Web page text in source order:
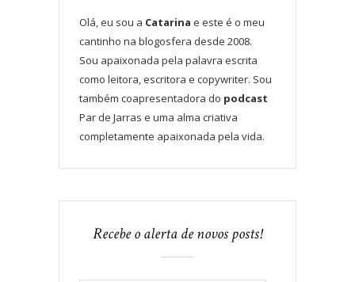
Olá, eu sou a Catarina e este é o meu
cantinho na blogosfera desde 2008.
Sou apaixonada pela palavra escrita
como leitora, escritora e copywriter. Sou
também coapresentadora do podcast
Par de Jarras e uma alma criativa
completamente apaixonada pela vida.
Recebe o alerta de novos posts!